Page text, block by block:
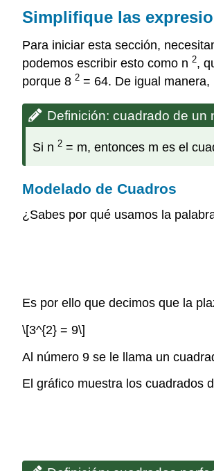
Simplifique las
Para iniciar esta sección,
podemos escribir esto como n 2,
porque 8 2 = 64. De igual
Definición: cuadrado de un
Si n 2 = m, entonces m es el
Modelado de Cuadros
¿Sabes por qué usamos la
Es por ello que decimos que la
\[3^{2} = 9\]
Al número 9 se le llama un
El gráfico muestra los cuadrados